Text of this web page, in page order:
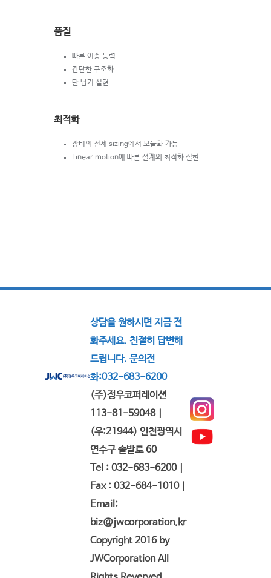
품질
빠른 이송 능력
간단한 구조화
단 납기 실현
최적화
장비의 전제 sizing에서 모듈화 가능
Linear motion에 따른 설계의 최적화 실현
상담을 원하시면 지금 전
화주세요. 친절히 답변해
드립니다. 문의전
화:032-683-6200
(주)정우코퍼레이션
113-81-59048 |
(우:21944) 인천광역시
연수구 솔밭로 60
Tel : 032-683-6200 |
Fax : 032-684-1010 |
Email:
biz@jwcorporation.kr
Copyright 2016 by
JWCorporation All